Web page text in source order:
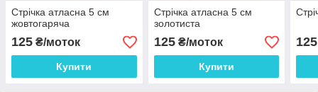
Стрічка атласна 5 см
жовтогаряча
125 ₴/моток
Купити
Стрічка атласна 5 см
золотиста
125₴/моток
Купити
125